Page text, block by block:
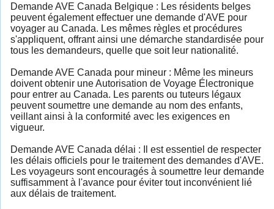
Demande AVE Canada Belgique : Les résidents belges
peuvent également effectuer une demande d'AVE pour
voyager au Canada. Les mêmes règles et procédures
s'appliquent, offrant ainsi une démarche standardisée pour
tous les demandeurs, quelle que soit leur nationalité.
Demande AVE Canada pour mineur : Même les mineurs
doivent obtenir une Autorisation de Voyage Électronique
pour entrer au Canada. Les parents ou tuteurs légaux
peuvent soumettre une demande au nom des enfants,
veillant ainsi à la conformité avec les exigences en
vigueur.
Demande AVE Canada délai : Il est essentiel de respecter
les délais officiels pour le traitement des demandes d'AVE.
Les voyageurs sont encouragés à soumettre leur demande
suffisamment à l'avance pour éviter tout inconvénient lié
aux délais de traitement.